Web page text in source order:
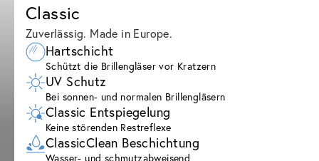
Classic
Zuverlässig. Made in Europe.
Hartschicht
Schützt die Brillengläser vor Kratzern
UV Schutz
Bei sonnen- und normalen Brillengläsern
Classic Entspiegelung
Keine störenden Restreflexe
ClassicClean Beschichtung
Wasser- und schmutzabweisend